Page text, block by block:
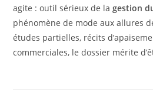
agite : outil sérieux de lagestion
phénomène de mode aux allures
études partielles, récits
commerciales, le dossier mérite